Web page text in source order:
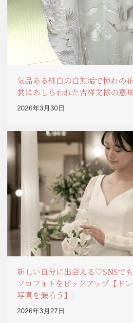
気品ある純白の白無垢で憧れの
裳にあしらわれた吉祥文様の意
2026年3月30日
新しい自分に出会える♡SNSで
ソロフォトをピックアップ【ド
写真を撮ろう】
2026年3月27日